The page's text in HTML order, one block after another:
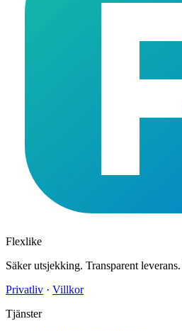
Flexlike
Säker utsjekking. Transparent
Privatliv · Villkor
Tjänster